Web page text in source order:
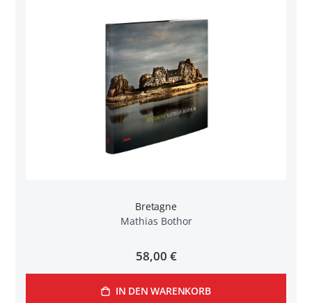
Bretagne
Mathias Bothor
58,00 €
IN DEN WARENKORB